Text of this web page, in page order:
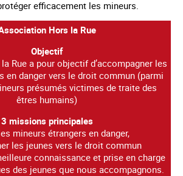
efficacement les mineurs.
Hors la Rue
Objectif
Rue a pour objectif d’accompagner les
en danger vers le droit commun (parmi
présumés victimes de traite des
êtres humains)
3 missions principales
mineurs étrangers en danger,
les jeunes vers le droit commun
connaissance et prise en charge
des jeunes que nous accompagnons.